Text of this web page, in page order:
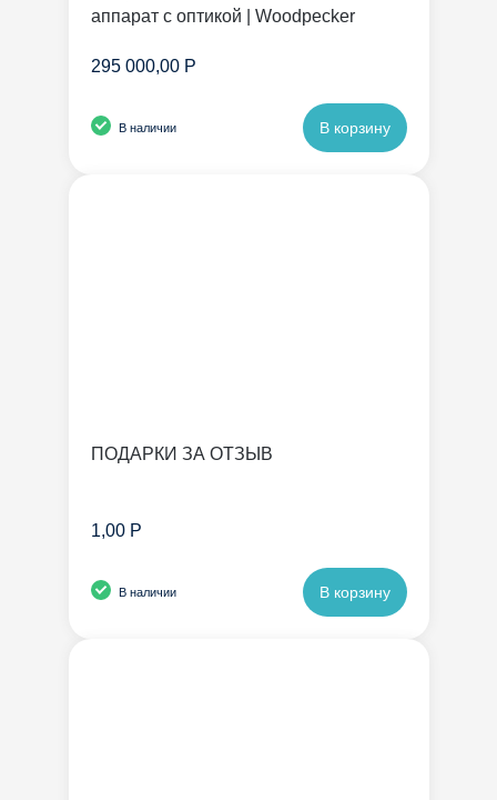
аппарат с оптикой | Woodpecker
295 000,00 Р
В наличии В корзину
ПОДАРКИ ЗА ОТЗЫВ
1,00 Р
В наличии В корзину